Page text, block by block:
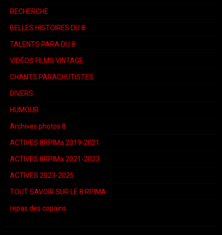
RECHERCHE
BELLES HISTOIRES DU 8
TALENTS PARA DU 8
VIDÉOS FILMS VINTAGE
CHANTS PARACHUTISTES
DIVERS
HUMOUR
Archives photos 8
ACTIVES 8RPIMa 2019-2021
ACTIVES 8RPIMa 2021-2023
ACTIVES 2023-2025
TOUT SAVOIR SUR LE 8 RPIMA
repas des copains